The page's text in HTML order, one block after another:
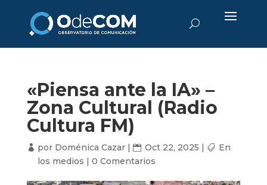
«Piensa ante la IA» –
Zona Cultural (Radio
Cultura FM)
por Doménica Cazar| Oct 22, 2025 |
En
los medios | 0 Comentarios